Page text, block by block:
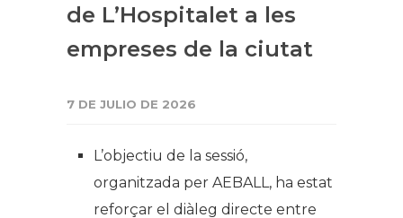
de L’Hospitalet a les
empreses de la ciutat
7 DE JULIO DE 2026
L’objectiu de la sessió,
organitzada per AEBALL, ha estat
reforçar el diàleg directe entre